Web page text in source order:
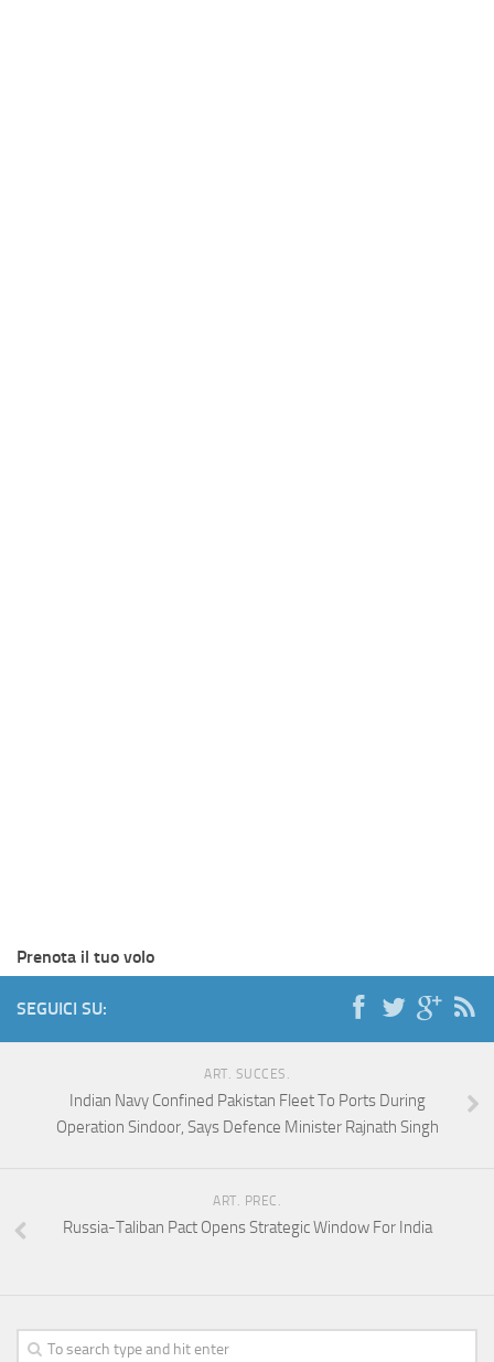
Prenota il tuo volo
SEGUICI SU:
ART. SUCCES.
Indian Navy Confined Pakistan Fleet To Ports During
Operation Sindoor, Says Defence Minister Rajnath Singh
ART. PREC.
Russia-Taliban Pact Opens Strategic Window For India